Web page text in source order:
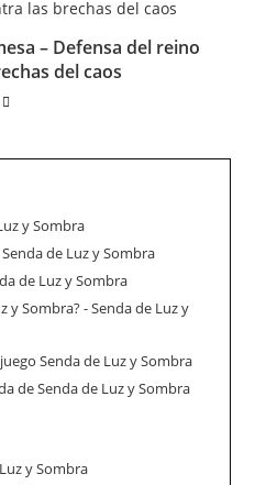
– Defensa del reino
del caos
y Sombra
de Luz y Sombra
de Luz y Sombra
y Sombra? - Senda de Luz y
Senda de Luz y Sombra
de Senda de Luz y Sombra
y Sombra